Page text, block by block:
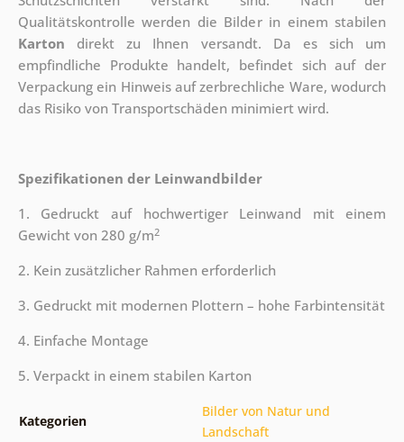
Qualitätskontrolle werden die Bilder in einem stabilen
Karton direkt zu Ihnen versandt. Da es sich um
empfindliche Produkte handelt, befindet sich auf der
Verpackung ein Hinweis auf zerbrechliche Ware, wodurch
das Risiko von Transportschäden minimiert wird.
Spezifikationen der Leinwandbilder
1. Gedruckt auf hochwertiger Leinwand mit einem
Gewicht von 280 g/m2
2. Kein zusätzlicher Rahmen erforderlich
3. Gedruckt mit modernen Plottern – hohe Farbintensität
4. Einfache Montage
5. Verpackt in einem stabilen Karton
Kategorien
Bilder von Natur und
Landschaft